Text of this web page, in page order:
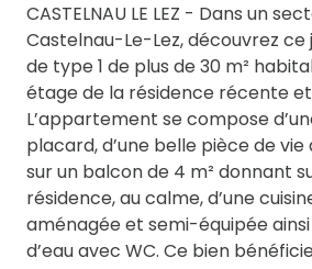
CASTELNAU LE LEZ - Dans un
Castelnau-Le-Lez, découvrez
de type 1 de plus de 30 m²
étage de la résidence récente
L’appartement se compose
placard, d’une belle pièce de vie
sur un balcon de 4 m² donnant
résidence, au calme, d’une
aménagée et semi-équipée ainsi
d’eau avec WC. Ce bien